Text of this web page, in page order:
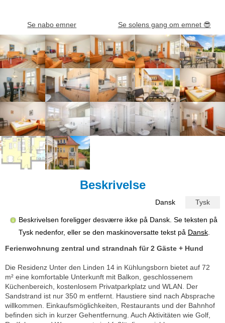
Se nabo emner Se solens gang om emnet 😎
Beskrivelse
Dansk Tysk
Beskrivelsen foreligger desværre ikke på Dansk. Se teksten på
Tysk nedenfor, eller se den maskinoversatte tekst på Dansk
Ferienwohnung zentral und strandnah für 2 Gäste + Hund
Die Residenz Unter den Linden 14 in Kühlungsborn bietet auf 72
m² eine komfortable Unterkunft mit Balkon, geschlossenem
Küchenbereich, kostenlosem Privatparkplatz und WLAN. Der
Sandstrand ist nur 350 m entfernt. Haustiere sind nach Absprache
willkommen. Einkaufsmöglichkeiten, Restaurants und der Bahnhof
befinden sich in kurzer Gehentfernung. Auch Aktivitäten wie Golf,